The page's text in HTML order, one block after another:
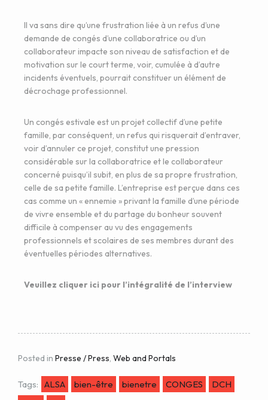
Il va sans dire qu’une frustration liée à un refus d’une
demande de congés d’une collaboratrice ou d’un
collaborateur impacte son niveau de satisfaction et de
motivation sur le court terme, voir, cumulée à d’autre
incidents éventuels, pourrait constituer un élément de
décrochage professionnel.
Un congés estivale est un projet collectif d’une petite
famille, par conséquent, un refus qui risquerait d’entraver,
voir d’annuler ce projet, constitut une pression
considérable sur la collaboratrice et le collaborateur
concerné puisqu’il subit, en plus de sa propre frustration,
celle de sa petite famille. L’entreprise est perçue dans ces
cas comme un « ennemie » privant la famille d’une période
de vivre ensemble et du partage du bonheur souvent
difficile à compenser au vu des engagements
professionnels et scolaires de ses membres durant des
éventuelles périodes alternatives.
Veuillez cliquer ici pour l’intégralité de l’interview
Posted in Presse / Press, Web and Portals
Tags: ALSA bien-être bienetre CONGES
DCH